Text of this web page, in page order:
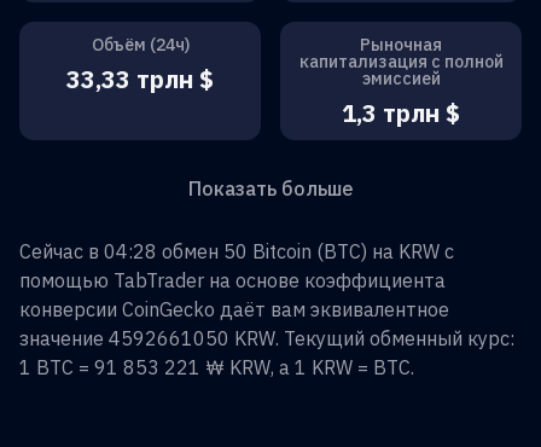
Объём (24ч)
33,33 трлн $
Рыночная
капитализация с полной
эмиссией
1,3 трлн $
Показать больше
Сейчас в 04:28 обмен 50 Bitcoin (BTC) на KRW с
помощью TabTrader на основе коэффициента
конверсии CoinGecko даёт вам эквивалентное
значение 4592661050 KRW. Текущий обменный курс:
1 BTC = 91 853 221 ₩ KRW, а 1 KRW = BTC.